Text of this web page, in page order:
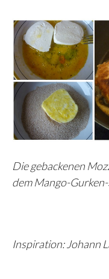
Die gebackenen
dem Mango-
Inspiration: Johann